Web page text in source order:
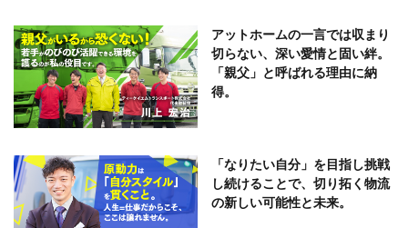
アットホームの一言では収まり
切らない、深い愛情と固い絆。
「親父」と呼ばれる理由に納
得。
「なりたい自分」を目指し挑戦
し続けることで、切り拓く物流
の新しい可能性と未来。